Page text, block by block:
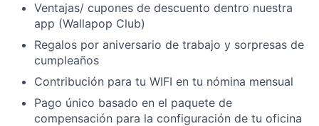
Ventajas/ cupones de descuento dentro nuestra
app (Wallapop Club)
Regalos por aniversario de trabajo y sorpresas de
cumpleaños
Contribución para tu WIFI en tu nómina mensual
Pago único basado en el paquete de
compensación para la configuración de tu oficina